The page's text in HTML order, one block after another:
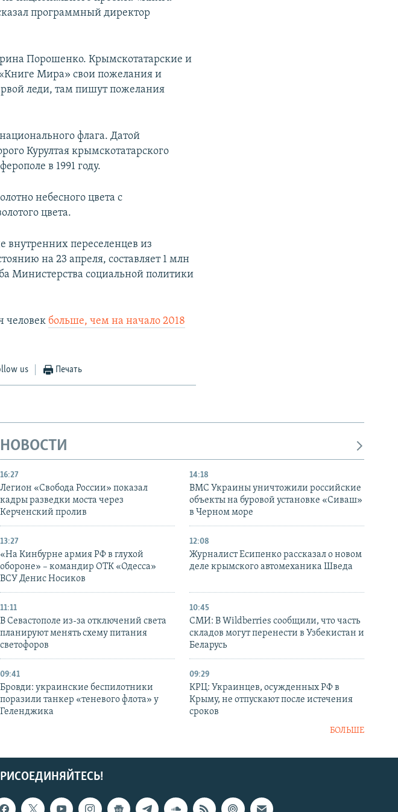
программный директор
Порошенко. Крымскотатарские и
Мира» свои пожелания и
леди, там пишут пожелания
флага. Датой
Курултая крымскотатарского
в 1991 году.
небесного цвета с
цвета.
внутренних переселенцев из
на 23 апреля, составляет 1 млн
Министерства социальной политики
человек больше, чем на начало 2018
us Печать
НОВОСТИ
16:27
Легион «Свобода России» показал
кадры разведки моста через
Керченский пролив
14:18
ВМС Украины уничтожили российские
объекты на буровой установке «Сиваш»
в Черном море
13:27
«На Кинбурне армия РФ в глухой
обороне» – командир ОТК «Одесса»
ВСУ Денис Носиков
12:08
Журналист Есипенко рассказал о новом
деле крымского автомеханика Шведа
11:11
В Севастополе из-за отключений света
планируют менять схему питания
светофоров
10:45
СМИ: В Wildberries сообщили, что часть
складов могут перенести в Узбекистан и
Беларусь
09:41
Бровди: украинские беспилотники
поразили танкер «теневого флота» у
Геленджика
09:29
КРЦ: Украинцев, осужденных РФ в
Крыму, не отпускают после истечения
сроков
БОЛЬШЕ